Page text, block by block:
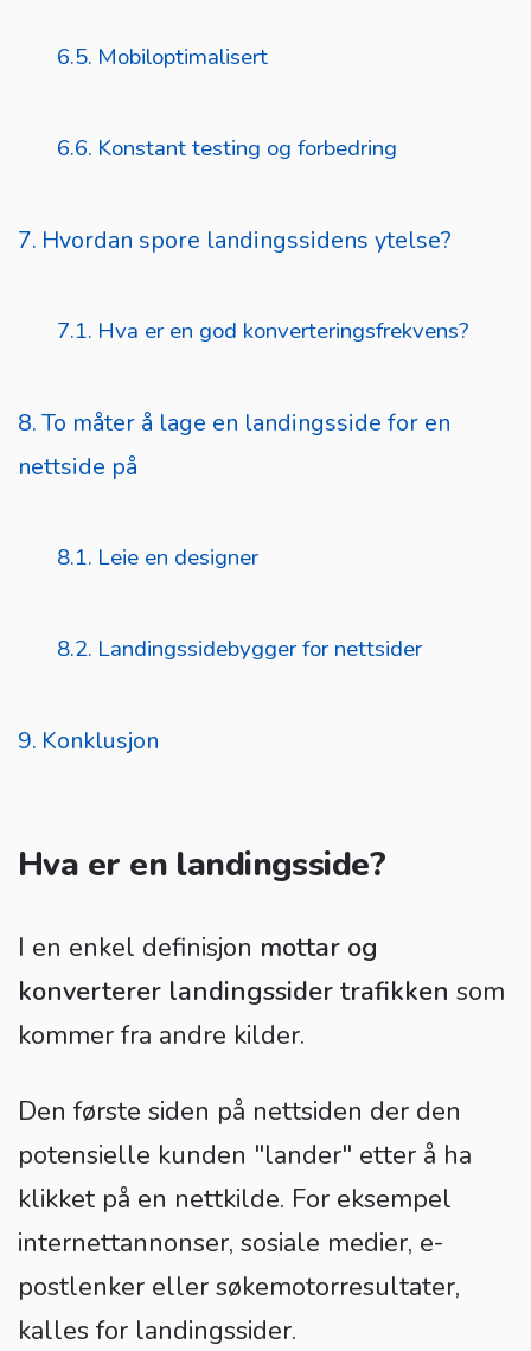
Mobiloptimalisert
Konstant testing og forbedring
Hvordan spore landingssidens ytelse?
Hva er en god konverteringsfrekvens?
To måter å lage en landingsside for en
nettside på
Leie en designer
Landingssidebygger for nettsider
Konklusjon
Hva er en landingsside?
I en enkel definisjon mottar og
konverterer landingssider trafikken som
kommer fra andre kilder.
Den første siden på nettsiden der den
potensielle kunden "lander" etter å ha
klikket på en nettkilde. For eksempel
internettannonser, sosiale medier, e-
postlenker eller søkemotorresultater,
kalles for landingssider.